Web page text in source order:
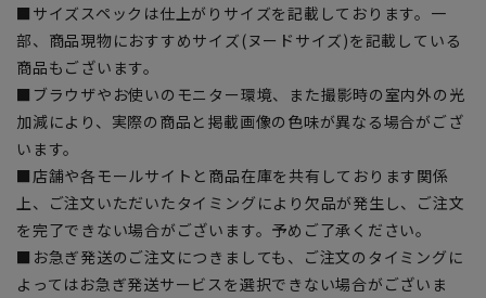
■サイズスペックは仕上がりサイズを記載しております。一
部、商品現物におすすめサイズ(ヌードサイズ)を記載している
商品もございます。
■ブラウザやお使いのモニター環境、また撮影時の室内外の光
加減により、実際の商品と掲載画像の色味が異なる場合がござ
います。
■店舗や各モールサイトと商品在庫を共有しております関係
上、ご注文いただいたタイミングにより欠品が発生し、ご注文
を完了できない場合がございます。予めご了承ください。
■お急ぎ発送のご注文につきましても、ご注文のタイミングに
よってはお急ぎ発送サービスを選択できない場合がございま